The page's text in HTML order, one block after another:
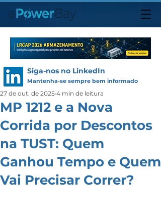
Siga-nos no LinkedIn
Mantenha-se sempre bem informado
MP 1212 e a Nova
Corrida por Descontos
na TUST: Quem
Ganhou Tempo e Quem
Vai Precisar Correr?
27 de out. de 2025 4 min de leitura